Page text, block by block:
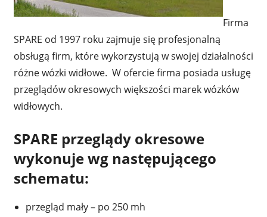
Firma
SPARE od 1997 roku zajmuje się profesjonalną
obsługą firm, które wykorzystują w swojej działalności
różne wózki widłowe. W ofercie firma posiada usługę
przeglądów okresowych większości marek wózków
widłowych.
SPARE przeglądy okresowe
wykonuje wg następującego
schematu:
przegląd mały – po 250 mh